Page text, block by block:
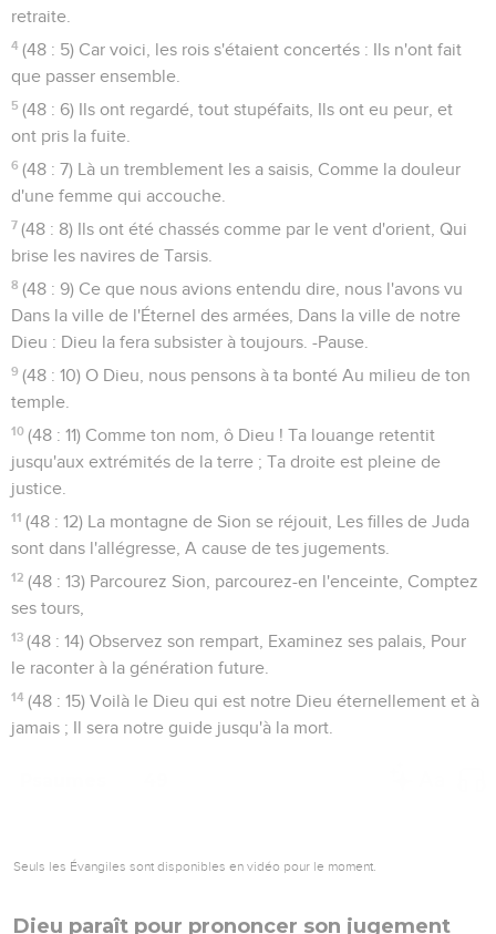
retraite.
4 (48 : 5) Car voici, les rois s'étaient concertés : Ils n'ont fait
que passer ensemble.
5 (48 : 6) Ils ont regardé, tout stupéfaits, Ils ont eu peur, et
ont pris la fuite.
6 (48 : 7) Là un tremblement les a saisis, Comme la douleur
d'une femme qui accouche.
7 (48 : 8) Ils ont été chassés comme par le vent d'orient, Qui
brise les navires de Tarsis.
8 (48 : 9) Ce que nous avions entendu dire, nous l'avons vu
Dans la ville de l'Éternel des armées, Dans la ville de notre
Dieu : Dieu la fera subsister à toujours. -Pause.
9 (48 : 10) O Dieu, nous pensons à ta bonté Au milieu de ton
temple.
10 (48 : 11) Comme ton nom, ô Dieu ! Ta louange retentit
jusqu'aux extrémités de la terre ; Ta droite est pleine de
justice.
11 (48 : 12) La montagne de Sion se réjouit, Les filles de Juda
sont dans l'allégresse, A cause de tes jugements.
12 (48 : 13) Parcourez Sion, parcourez-en l'enceinte, Comptez
ses tours,
13 (48 : 14) Observez son rempart, Examinez ses palais, Pour
le raconter à la génération future.
14 (48 : 15) Voilà le Dieu qui est notre Dieu éternellement et à
jamais ; Il sera notre guide jusqu'à la mort.
Seuls les Évangiles sont disponibles en vidéo pour le moment.
Dieu paraît pour prononcer son jugement